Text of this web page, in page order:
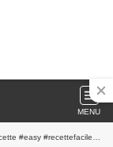
MENU
#recettefacile #anaiscuisine